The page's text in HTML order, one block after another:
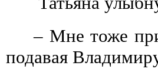
– Мне тоже
подавая